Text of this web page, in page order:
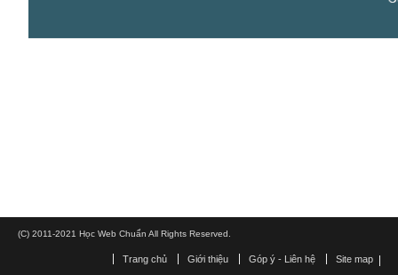
(C) 2011-2021 Học Web Chuẩn All Rights Reserved.
Trang chủ Giới thiệu Góp ý - Liên hệ Site map